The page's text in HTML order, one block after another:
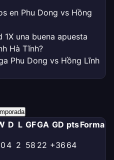
en Phu Dong vs Hồng
una buena apuesta
Hà Tĩnh?
Phu Dong vs Hồng Lĩnh
D L GFGA GD ptsForma
4 2 58 22 +36 64